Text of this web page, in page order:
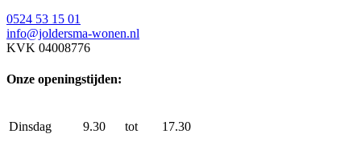
0524 53 15 01
info@joldersma-wonen.nl
KVK 04008776
Onze openingstijden:
Dinsdag 9.30 tot 17.30